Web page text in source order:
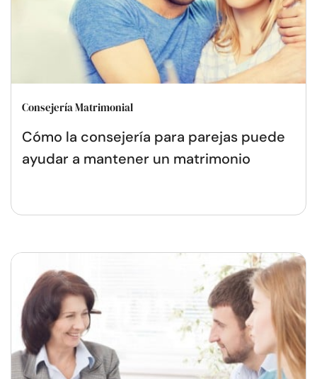
Consejería Matrimonial
Cómo la consejería para parejas puede
ayudar a mantener un matrimonio